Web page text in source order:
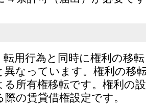
転用行為と同時に権利の移
異なっています。権利の移
る所有権移転です。権利の
の賃貸借権設定です。